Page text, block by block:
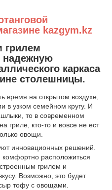
kazgym.kz
грилем
надежную
каркаса
столешницы.
время на открытом воздухе,
в узком семейном кругу. И
то в современном
гриле, кто-то и вовсе не ест
овощи.
инновационных решений.
расположиться
грилем и
Возможно, это будет
тофу с овощами.